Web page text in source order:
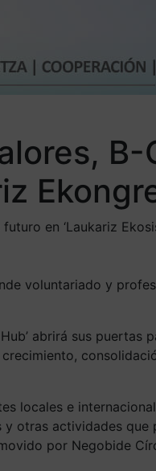
B-
en ‘Laukariz
voluntariado y
abrirá sus puertas
locales e
y otras actividades
por Negobide